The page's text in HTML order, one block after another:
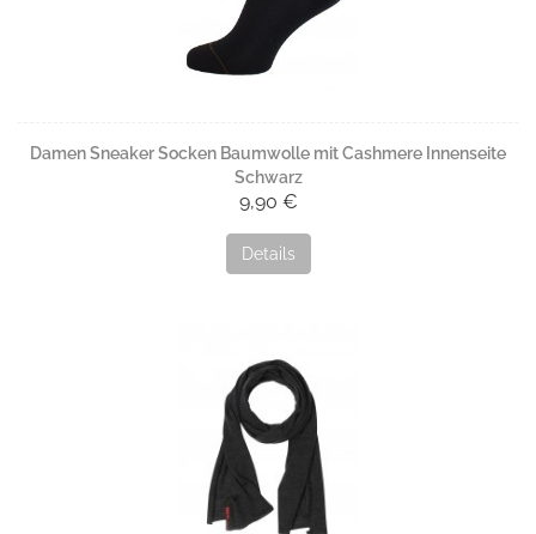
Damen Sneaker Socken Baumwolle mit Cashmere Innenseite
Schwarz
9,90 €
Details